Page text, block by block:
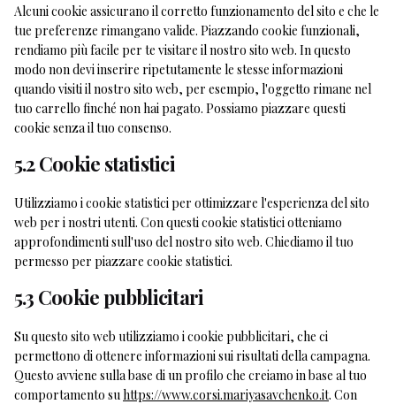
Alcuni cookie assicurano il corretto funzionamento del sito e che le
tue preferenze rimangano valide. Piazzando cookie funzionali,
rendiamo più facile per te visitare il nostro sito web. In questo
modo non devi inserire ripetutamente le stesse informazioni
quando visiti il nostro sito web, per esempio, l'oggetto rimane nel
tuo carrello finché non hai pagato. Possiamo piazzare questi
cookie senza il tuo consenso.
5.2 Cookie statistici
Utilizziamo i cookie statistici per ottimizzare l'esperienza del sito
web per i nostri utenti. Con questi cookie statistici otteniamo
approfondimenti sull'uso del nostro sito web. Chiediamo il tuo
permesso per piazzare cookie statistici.
5.3 Cookie pubblicitari
Su questo sito web utilizziamo i cookie pubblicitari, che ci
permettono di ottenere informazioni sui risultati della campagna.
Questo avviene sulla base di un profilo che creiamo in base al tuo
comportamento suhttps://www.corsi.mariyasavchenko.it. Con